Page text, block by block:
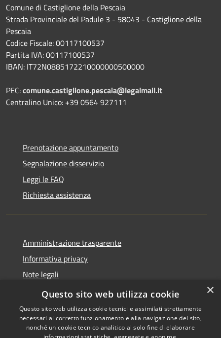
Comune di Castiglione della Pescaia
Strada Provinciale del Padule 3 - 58043 - Castiglione della
Pescaia
Codice Fiscale: 00117100537
Partita IVA: 00117100537
IBAN: IT72N0885172210000000500000
PEC:comune.castiglione.pescaia@legalmail.it
Centralino Unico: +39 0564 927111
Prenotazione appuntamento
Segnalazione disservizio
Leggi le FAQ
Richiesta assistenza
Amministrazione trasparente
Informativa privacy
Note legali
Dichiarazione di accessibilità
×
Questo sito web utilizza cookie
Questo sito web utilizza cookie tecnici e assimilati strettamente
necessari al corretto funzionamento e alla navigazione del sito,
nonché un cookie tecnico analitico al solo fine di elaborare